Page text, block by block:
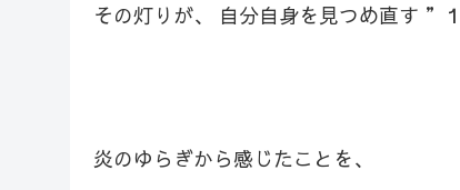
その灯りが、 自分自身を見つめ直す ”
炎のゆらぎから感じたことを、